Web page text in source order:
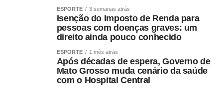
naturalizar esse tipo de comportamento.”
Ao concluir, Maluf disse que deixa a situação com a
consciência tranquila e atribuiu a responsabilidade pela
decisão aos responsáveis pela mudança.
“Saio deste episódio com a consciência tranquila. Cumpri
rigorosamente aquilo que assumi. Outros terão de
ESPORTE 3 semanas atrás
Isenção do Imposto de Renda para
pessoas com doenças graves: um
direito ainda pouco conhecido
ESPORTE 1 mês atrás
Após décadas de espera, Governo de
Mato Grosso muda cenário da saúde
com o Hospital Central